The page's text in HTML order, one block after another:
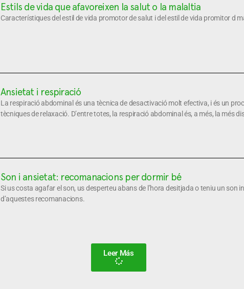
Estils de vida que afavoreixen la salut o la malaltia
Característiques del estil de vida promotor de salut i del estil de vida promitor d
Ansietat i respiració
La respiració abdominal és una tècnica de desactivació molt efectiva, i és un
tècniques de relaxació. D’entre totes, la respiració abdominal és, a més, la més
Son i ansietat: recomanacions per dormir bé
Si us costa agafar el son, us desperteu abans de l’hora desitjada o teniu un
d’aquestes recomanacions.
Leer Más